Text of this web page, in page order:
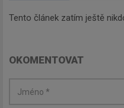
Tento článek zatím ještě
OKOMENTOVAT